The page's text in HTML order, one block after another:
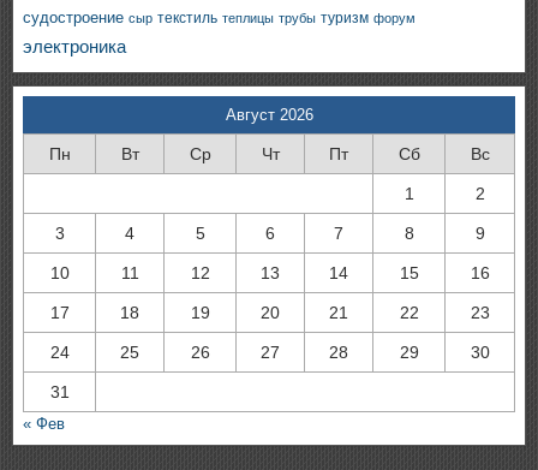
судостроение сыр текстиль теплицы трубы туризм форум
электроника
Август 2026
Пн Вт Ср Чт Пт Сб Вс
1 2
3 4 5 6 7 8 9
10 11 12 13 14 15 16
17 18 19 20 21 22 23
24 25 26 27 28 29 30
31
« Фев